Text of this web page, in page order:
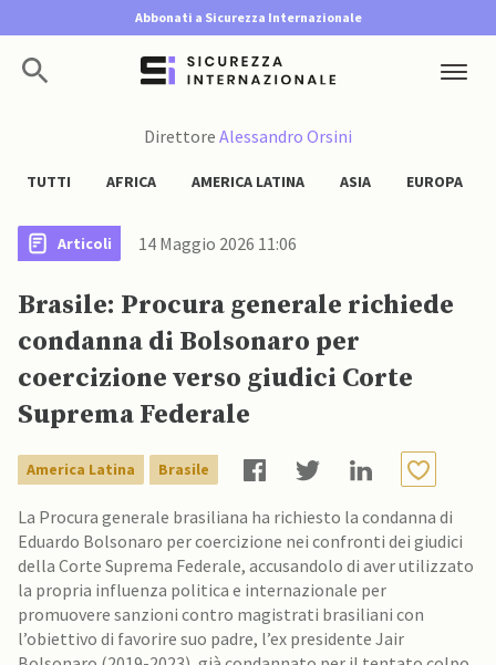
Abbonati a Sicurezza Internazionale
Direttore Alessandro Orsini
TUTTI AFRICA AMERICA LATINA ASIA EUROPA
Articoli 14 Maggio 2026 11:06
Brasile: Procura generale richiede
condanna di Bolsonaro per
coercizione verso giudici Corte
Suprema Federale
America Latina Brasile
La Procura generale brasiliana ha richiesto la condanna di
Eduardo Bolsonaro per coercizione nei confronti dei giudici
della Corte Suprema Federale, accusandolo di aver utilizzato
la propria influenza politica e internazionale per
promuovere sanzioni contro magistrati brasiliani con
l’obiettivo di favorire suo padre, l’ex presidente Jair